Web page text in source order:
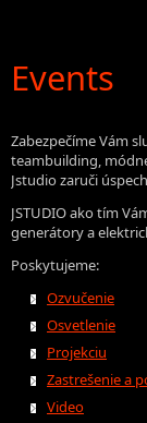
Events
Zabezpečíme Vám
teambuilding,
Jstudio zaruči
JSTUDIO ako tím
generátory a
Poskytujeme:
Ozvučenie
Osvetlenie
Projekciu
Zastrešenie a
Video